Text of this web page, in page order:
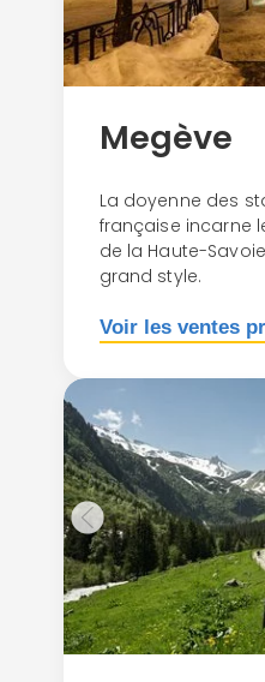
Megève
La doyenne des
française incarne
de la Haute-
grand style.
Voir les ventes
ou
confidentialité.